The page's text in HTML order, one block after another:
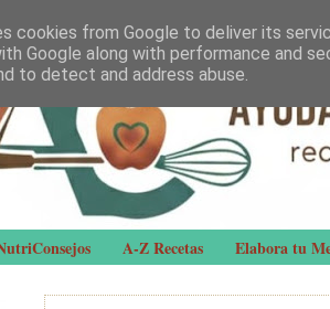
A-Z Recetas Elabora tu
cookies from Google to deliver its
Google along with performance and
to detect and address abuse.